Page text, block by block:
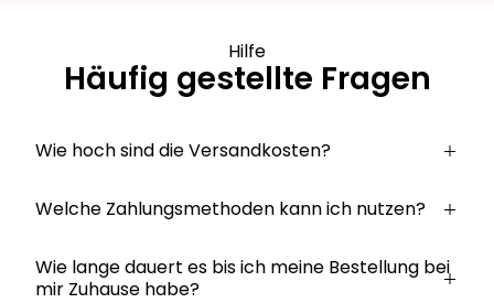
Hilfe
Häufig gestellte Fragen
Wie hoch sind die Versandkosten?
Welche Zahlungsmethoden kann ich nutzen?
Wie lange dauert es bis ich meine Bestellung bei
mir Zuhause habe?